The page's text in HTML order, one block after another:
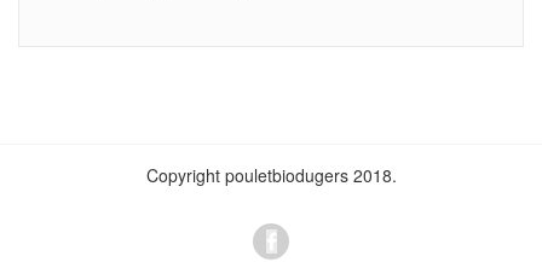
Copyright pouletbiodugers 2018.